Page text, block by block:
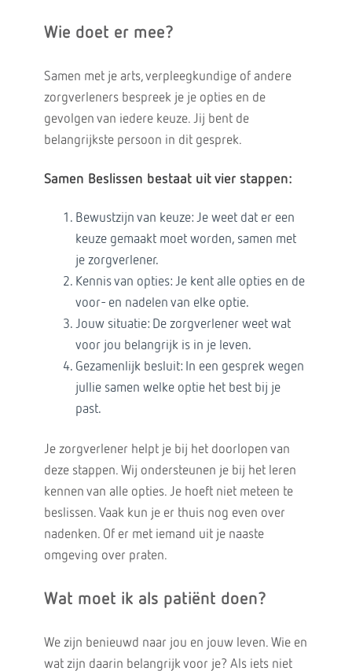
Wie doet er mee?
Samen met je arts, verpleegkundige of andere
zorgverleners bespreek je je opties en de
gevolgen van iedere keuze. Jij bent de
belangrijkste persoon in dit gesprek.
Samen Beslissen bestaat uit vier stappen:
Bewustzijn van keuze: Je weet dat er een
keuze gemaakt moet worden, samen met
je zorgverlener.
Kennis van opties: Je kent alle opties en de
voor- en nadelen van elke optie.
Jouw situatie: De zorgverlener weet wat
voor jou belangrijk is in je leven.
Gezamenlijk besluit: In een gesprek wegen
jullie samen welke optie het best bij je
past.
Je zorgverlener helpt je bij het doorlopen van
deze stappen. Wij ondersteunen je bij het leren
kennen van alle opties. Je hoeft niet meteen te
beslissen. Vaak kun je er thuis nog even over
nadenken. Of er met iemand uit je naaste
omgeving over praten.
Wat moet ik als patiënt doen?
We zijn benieuwd naar jou en jouw leven. Wie en
wat zijn daarin belangrijk voor je? Als iets niet